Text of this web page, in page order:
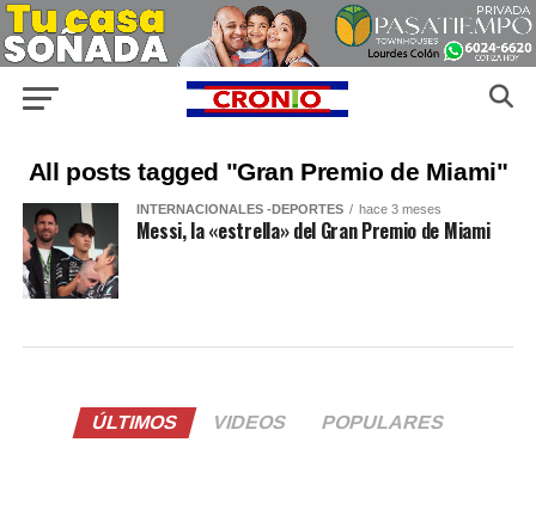
All posts tagged "Gran Premio de Miami"
INTERNACIONALES -DEPORTES hace 3 meses
Messi, la «estrella» del Gran Premio de Miami
ÚLTIMOS VIDEOS POPULARES